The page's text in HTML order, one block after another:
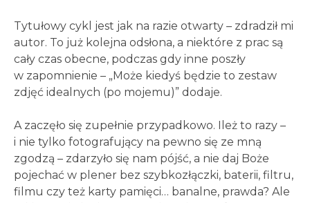
Tytułowy cykl jest jak na razie otwarty – zdradził mi
autor. To już kolejna odsłona, a niektóre z prac są
cały czas obecne, podczas gdy inne poszły
w zapomnienie – „Może kiedyś będzie to zestaw
zdjęć idealnych (po mojemu)” dodaje.
A zaczęło się zupełnie przypadkowo. Ileż to razy –
i nie tylko fotografujący na pewno się ze mną
zgodzą – zdarzyło się nam pójść, a nie daj Boże
pojechać w plener bez szybkozłączki, baterii, filtru,
filmu czy też karty pamięci… banalne, prawda? Ale